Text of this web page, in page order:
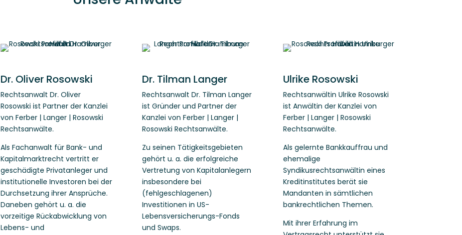
Dr. Oliver Rosowski
Rechtsanwalt Dr. Oliver
Rosowski ist Partner der Kanzlei
von Ferber | Langer | Rosowski
Rechtsanwälte.
Als Fachanwalt für Bank- und
Kapitalmarktrecht vertritt er
geschädigte Privatanleger und
institutionelle Investoren bei der
Durchsetzung ihrer Ansprüche.
Daneben gehört u. a. die
vorzeitige Rückabwicklung von
Lebens- und
Dr. Tilman Langer
Rechtsanwalt Dr. Tilman Langer
ist Gründer und Partner der
Kanzlei von Ferber | Langer |
Rosowski Rechtsanwälte.
Zu seinen Tätigkeitsgebieten
gehört u. a. die erfolgreiche
Vertretung von Kapitalanlegern
insbesondere bei
(fehlgeschlagenen)
Investitionen in US-
Lebensversicherungs-Fonds
und Swaps.
Ulrike Rosowski
Rechtsanwältin Ulrike Rosowski
ist Anwältin der Kanzlei von
Ferber | Langer | Rosowski
Rechtsanwälte.
Als gelernte Bankkauffrau und
ehemalige
Syndikusrechtsanwältin eines
Kreditinstitutes berät sie
Mandanten in sämtlichen
bankrechtlichen Themen.
Mit ihrer Erfahrung im